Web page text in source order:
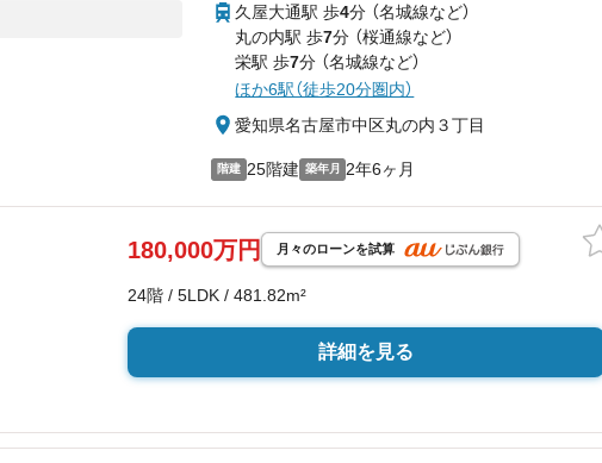
久屋大通駅 歩4分 （名城線など）
丸の内駅 歩7分 （桜通線など）
栄駅 歩7分 （名城線など）
ほか6駅（徒歩20分圏内）
愛知県名古屋市中区丸の内３丁目
階建 25階建 築年月 2年6ヶ月
180,000万円 月々のローンを試算
24階 / 5LDK / 481.82m²
詳細を見る